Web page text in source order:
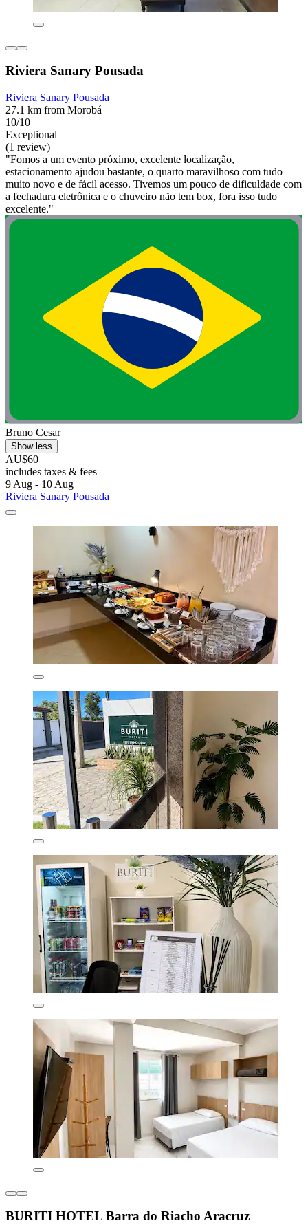
Riviera Sanary Pousada
Riviera Sanary Pousada
27.1 km from Morobá
10/10
Exceptional
(1 review)
"Fomos a um evento próximo, excelente localização,
estacionamento ajudou bastante, o quarto maravilhoso com tudo
muito novo e de fácil acesso. Tivemos um pouco de dificuldade com
a fechadura eletrônica e o chuveiro não tem box, fora isso tudo
excelente."
Bruno Cesar
Show less
AU$60
includes taxes & fees
9 Aug - 10 Aug
Riviera Sanary Pousada
BURITI HOTEL Barra do Riacho Aracruz